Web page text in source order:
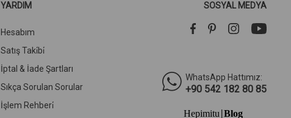
YARDIM
Hesabım
Satış Taki̇bi̇
İptal & İade Şartları
Sıkça Sorulan Sorular
İşlem Rehberi̇
SOSYAL MEDYA
WhatsApp Hattımız:
+90 542 182 80 85
Hepimitu| Blog